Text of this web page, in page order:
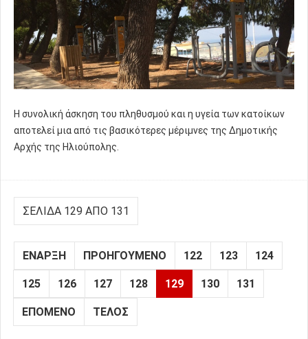
Η συνολική άσκηση του πληθυσμού και η υγεία των κατοίκων
αποτελεί μια από τις βασικότερες μέριμνες της Δημοτικής
Αρχής της Ηλιούπολης.
ΣΕΛΊΔΑ 129 ΑΠΌ 131
ΈΝΑΡΞΗ ΠΡΟΗΓΟΎΜΕΝΟ 122 123 124
125 126 127 128 129 130 131
ΕΠΌΜΕΝΟ ΤΈΛΟΣ